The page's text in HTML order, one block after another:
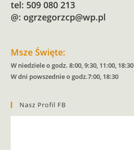
tel: 509 080 213
@: ogrzegorzcp@wp.pl
Msze Święte:
W niedziele o godz. 8:00, 9:30, 11:00, 18:30
W dni powszednie o godz.7:00, 18:30
Nasz Profil FB